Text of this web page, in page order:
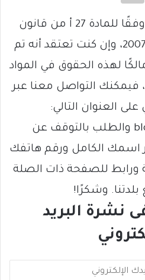
يتم الاستخدام المواد وفقًا للمادة 27 أ من قانون
حقوق التأليف والنشر 2007، وإن كنت تعتقد أنه تم
لهذه الحقوق في المواد
فيمكنك التواصل معنا عبر
على العنوان التالي:
bldtna3@gmail.com والطلب بالتوقف عن
اسمك الكامل ورقم هاتفك
ورابط للصفحة ذات الصلة
وشكرًا!
نشرة البريد